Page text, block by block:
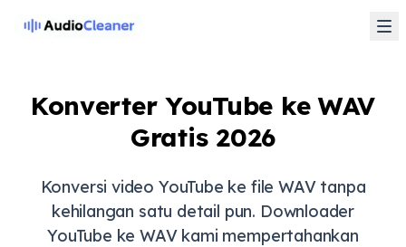
Konverter YouTube ke WAV
Gratis 2026
Konversi video YouTube ke file WAV tanpa
kehilangan satu detail pun. Downloader
YouTube ke WAV kami mempertahankan